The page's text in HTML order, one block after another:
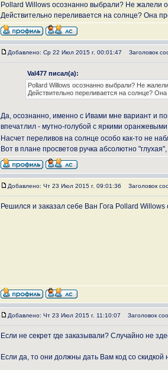
Pollard Willows осознанно выбрали? Не жалели
Действительно переливается на солнце? Она
Добавлено: Ср 22 Июл 2015 г. 00:01:47 Заголовок
Val477 писал(а):
Pollard Willows осознанно выбрали? Не
Действительно переливается на солнце?
Да, осознанно, именно с Ивами мне вариант и
впечатлил - мутно-голубой с яркими
Насчет переливов на солнце особо как-то не
Вот в плане просветов ручка абсолютно
Добавлено: Чт 23 Июл 2015 г. 09:01:36 Заголовок
Решился и заказал себе Ван Гога Pollard
Добавлено: Чт 23 Июл 2015 г. 11:10:07 Заголовок
Если не секрет где заказывали? Случайно не
Если да, то они должны дать Вам код со скидкой